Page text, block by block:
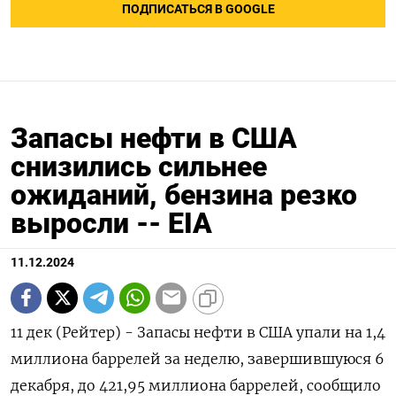
ПОДПИСАТЬСЯ В GOOGLE
Запасы нефти в США
снизились сильнее
ожиданий, бензина резко
выросли -- EIA
11.12.2024
11 дек (Рейтер) - Запасы нефти в США упали на 1,4
миллиона баррелей за неделю, завершившуюся 6
декабря, до 421,95 миллиона баррелей, сообщило